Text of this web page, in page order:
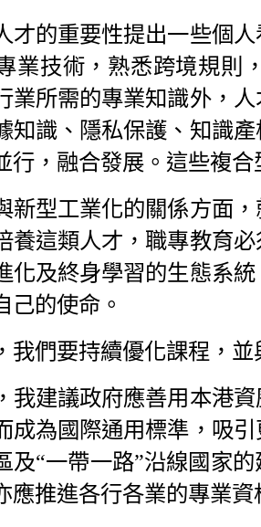
才的重要性提出一些個
業技術，熟悉跨境規則
業所需的專業知識外，
知識、隱私保護、知識
行，融合發展。這些複
新型工業化的關係方面
養這類人才，職專教育
化及終身學習的生態系
己的使命。
我們要持續優化課程，
我建議政府應善用本港
成為國際通用標準，吸
及“一帶一路”沿線國家
應推進各行各業的專業資